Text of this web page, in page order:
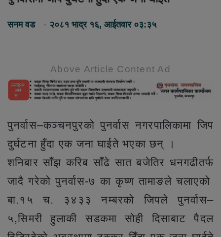
सनम वड २०८१ भाद्र १६, आईतवार ०३:३५
Above Article Content Ad
पुनर्वास–कञ्चनपुरको पुनर्वास नगरपालिकामा जिप
दुर्घटना हुँदा एक जना घाईते भएका छन् ।
शनिबार साँझ करिब साँढे सात बजेतिर धनगढीतर्फ
जादै गरेको पुनर्वास-७ का कृष्ण तामाङले चलाएको
बा.१५ च. ३४३३ नम्बरको जिपले पुनर्वास–
५,सिमरी हुलाकी सडकमा सोही दिसाबाट पैदल